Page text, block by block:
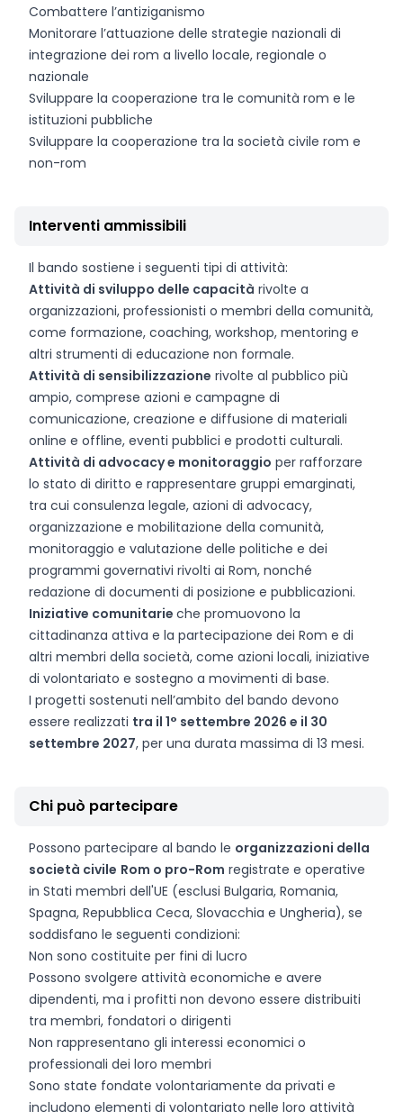
Combattere l’antiziganismo
Monitorare l’attuazione delle strategie nazionali di
integrazione dei rom a livello locale, regionale o
nazionale
Sviluppare la cooperazione tra le comunità rom e le
istituzioni pubbliche
Sviluppare la cooperazione tra la società civile rom e
non-rom
Interventi ammissibili
Il bando sostiene i seguenti tipi di attività:
Attività di sviluppo delle capacità rivolte a
organizzazioni, professionisti o membri della comunità,
come formazione, coaching, workshop, mentoring e
altri strumenti di educazione non formale.
Attività di sensibilizzazione rivolte al pubblico più
ampio, comprese azioni e campagne di
comunicazione, creazione e diffusione di materiali
online e offline, eventi pubblici e prodotti culturali.
Attività di advocacy e monitoraggio per rafforzare
lo stato di diritto e rappresentare gruppi emarginati,
tra cui consulenza legale, azioni di advocacy,
organizzazione e mobilitazione della comunità,
monitoraggio e valutazione delle politiche e dei
programmi governativi rivolti ai Rom, nonché
redazione di documenti di posizione e pubblicazioni.
Iniziative comunitarie che promuovono la
cittadinanza attiva e la partecipazione dei Rom e di
altri membri della società, come azioni locali, iniziative
di volontariato e sostegno a movimenti di base.
I progetti sostenuti nell’ambito del bando devono
essere realizzati tra il 1° settembre 2026 e il 30
settembre 2027, per una durata massima di 13 mesi.
Chi può partecipare
Possono partecipare al bando le organizzazioni della
società civile Rom o pro-Rom registrate e operative
in Stati membri dell'UE (esclusi Bulgaria, Romania,
Spagna, Repubblica Ceca, Slovacchia e Ungheria), se
soddisfano le seguenti condizioni:
Non sono costituite per fini di lucro
Possono svolgere attività economiche e avere
dipendenti, ma i profitti non devono essere distribuiti
tra membri, fondatori o dirigenti
Non rappresentano gli interessi economici o
professionali dei loro membri
Sono state fondate volontariamente da privati e
includono elementi di volontariato nelle loro attività